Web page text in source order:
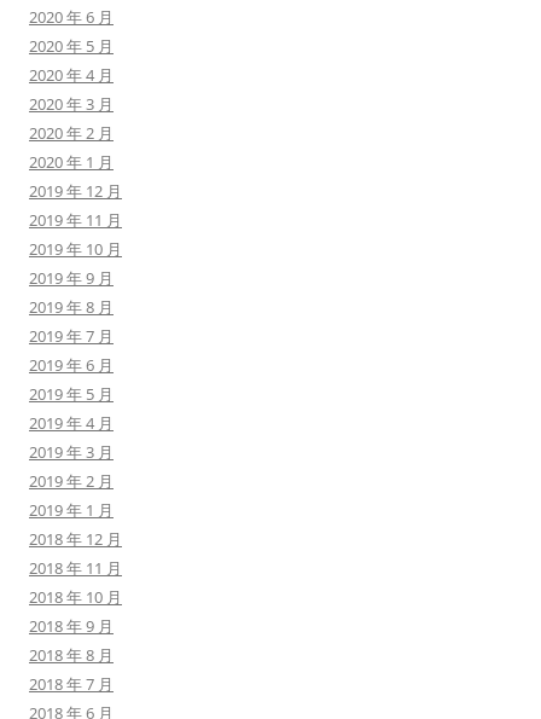
2020 年 6 月
2020 年 5 月
2020 年 4 月
2020 年 3 月
2020 年 2 月
2020 年 1 月
2019 年 12 月
2019 年 11 月
2019 年 10 月
2019 年 9 月
2019 年 8 月
2019 年 7 月
2019 年 6 月
2019 年 5 月
2019 年 4 月
2019 年 3 月
2019 年 2 月
2019 年 1 月
2018 年 12 月
2018 年 11 月
2018 年 10 月
2018 年 9 月
2018 年 8 月
2018 年 7 月
2018 年 6 月